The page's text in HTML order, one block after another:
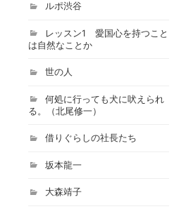
ルポ渋谷
レッスン1 愛国心を持つこと
は自然なことか
世の人
何処に行っても犬に吠えられ
る。（北尾修一）
借りぐらしの社長たち
坂本龍一
大森靖子